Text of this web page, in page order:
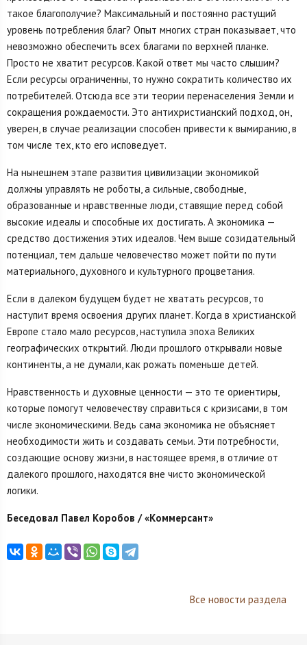
такое благополучие? Максимальный и постоянно растущий
уровень потребления благ? Опыт многих стран показывает, что
невозможно обеспечить всех благами по верхней планке.
Просто не хватит ресурсов. Какой ответ мы часто слышим?
Если ресурсы ограниченны, то нужно сократить количество их
потребителей. Отсюда все эти теории перенаселения Земли и
сокращения рождаемости. Это антихристианский подход, он,
уверен, в случае реализации способен привести к вымиранию, в
том числе тех, кто его исповедует.
На нынешнем этапе развития цивилизации экономикой
должны управлять не роботы, а сильные, свободные,
образованные и нравственные люди, ставящие перед собой
высокие идеалы и способные их достигать. А экономика —
средство достижения этих идеалов. Чем выше созидательный
потенциал, тем дальше человечество может пойти по пути
материального, духовного и культурного процветания.
Если в далеком будущем будет не хватать ресурсов, то
наступит время освоения других планет. Когда в христианской
Европе стало мало ресурсов, наступила эпоха Великих
географических открытий. Люди прошлого открывали новые
континенты, а не думали, как рожать поменьше детей.
Нравственность и духовные ценности — это те ориентиры,
которые помогут человечеству справиться с кризисами, в том
числе экономическими. Ведь сама экономика не объясняет
необходимости жить и создавать семьи. Эти потребности,
создающие основу жизни, в настоящее время, в отличие от
далекого прошлого, находятся вне чисто экономической
логики.
Беседовал Павел Коробов / «Коммерсант»
Все новости раздела